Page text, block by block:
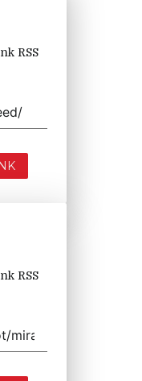
RSS
RSS